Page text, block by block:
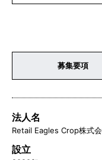
募集要項
法人名
Retail Eagles Crop株式
設立